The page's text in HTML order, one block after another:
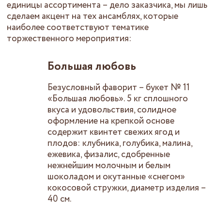
единицы ассортимента – дело заказчика, мы лишь
сделаем акцент на тех ансамблях, которые
наиболее соответствуют тематике
торжественного мероприятия:
Большая любовь
Безусловный фаворит – букет № 11
«Большая любовь». 5 кг сплошного
вкуса и удовольствия, солидное
оформление на крепкой основе
содержит квинтет свежих ягод и
плодов: клубника, голубика, малина,
ежевика, физалис, сдобренные
нежнейшим молочным и белым
шоколадом и окутанные «снегом»
кокосовой стружки, диаметр изделия –
40 см.